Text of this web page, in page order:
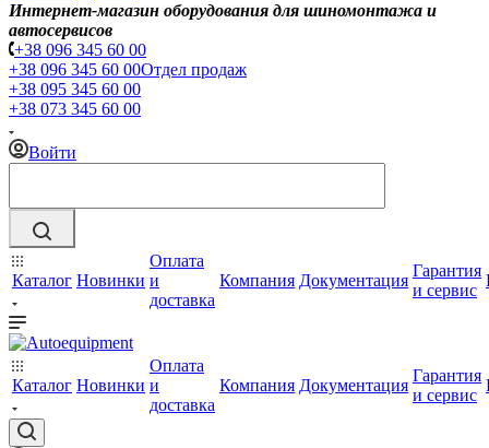
Интернет-магазин оборудования для шиномонтажа и
автосервисов
+38 096 345 60 00
+38 096 345 60 00Отдел продаж
+38 095 345 60 00
+38 073 345 60 00
Войти
Каталог Новинки
Оплата
и
доставка
Компания Документация
Гарантия
и сервис
Каталог Новинки
Оплата
и
доставка
Компания Документация
Гарантия
и сервис